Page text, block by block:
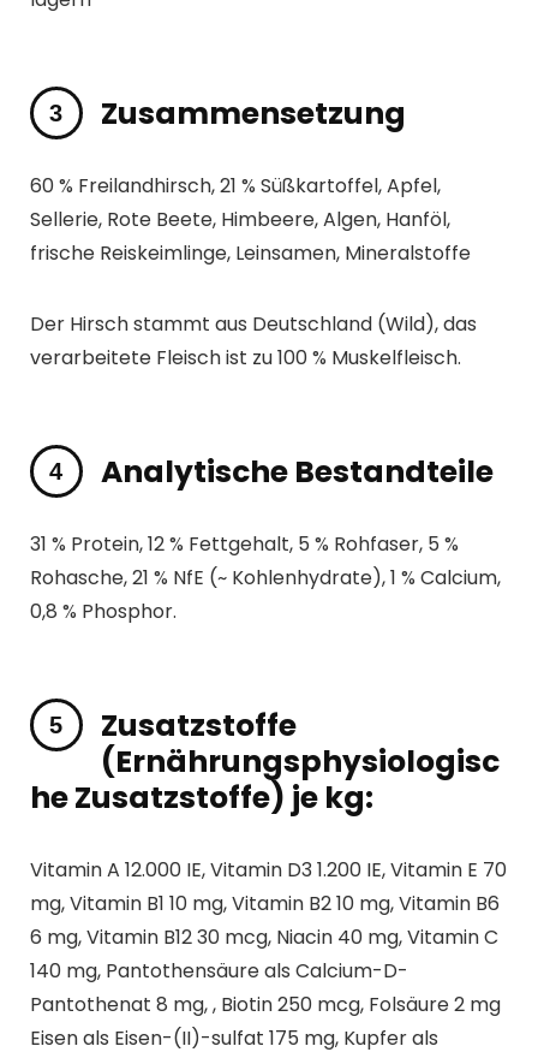
Zusammensetzung
60 % Freilandhirsch, 21 % Süßkartoffel, Apfel,
Sellerie, Rote Beete, Himbeere, Algen, Hanföl,
frische Reiskeimlinge, Leinsamen, Mineralstoffe
Der Hirsch stammt aus Deutschland (Wild), das
verarbeitete Fleisch ist zu 100 % Muskelfleisch.
Analytische Bestandteile
31 % Protein, 12 % Fettgehalt, 5 % Rohfaser, 5 %
Rohasche, 21 % NfE (~ Kohlenhydrate), 1 % Calcium,
0,8 % Phosphor.
Zusatzstoffe
(Ernährungsphysiologisc
he Zusatzstoffe) je kg:
Vitamin A 12.000 IE, Vitamin D3 1.200 IE, Vitamin E 70
mg, Vitamin B1 10 mg, Vitamin B2 10 mg, Vitamin B6
6 mg, Vitamin B12 30 mcg, Niacin 40 mg, Vitamin C
140 mg, Pantothensäure als Calcium-D-
Pantothenat 8 mg, , Biotin 250 mcg, Folsäure 2 mg
Eisen als Eisen-(II)-sulfat 175 mg, Kupfer als